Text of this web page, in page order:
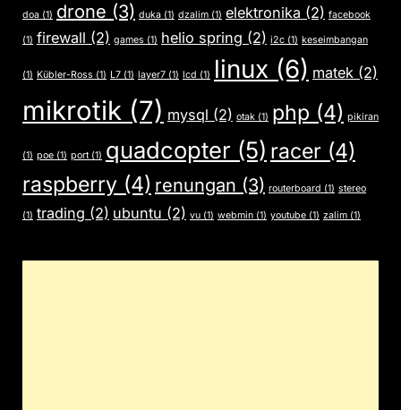
doa (1) drone (3) duka (1) dzalim (1) elektronika (2) facebook
(1) firewall (2) games (1) helio spring (2) i2c (1) keseimbangan
(1) Kübler-Ross (1) L7 (1) layer7 (1) lcd (1) linux (6) matek (2)
mikrotik (7) mysql (2) otak (1) php (4) pikiran
(1) poe (1) port(1) quadcopter (5) racer (4)
raspberry (4) renungan (3) routerboard (1) stereo
(1) trading (2) ubuntu (2) vu (1) webmin (1) youtube (1) zalim (1)